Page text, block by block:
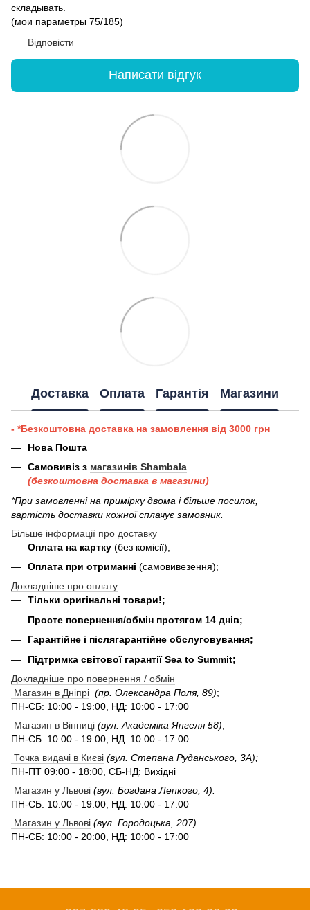
складывать.
(мои параметры 75/185)
Відповісти
Написати відгук
Доставка Оплата Гарантія Магазини
- *Безкоштовна доставка на замовлення від 3000 грн
Нова Пошта
Самовивіз з магазинів Shambala
(безкоштовна доставка в магазини)
*При замовленні на примірку двома і більше посилок,
вартість доставки кожної сплачує замовник.
Більше інформації про доставку
Оплата на картку (без комісії);
Оплата при отриманні (самовивезення);
Докладніше про оплату
Тільки оригінальні товари!;
Просте повернення/обмін протягом 14 днів;
Гарантійне і післягарантійне обслуговування;
Підтримка світової гарантії Sea to Summit;
Докладніше про повернення / обмін
Магазин в Дніпрі (пр. Олександра Поля, 89);
ПН-СБ: 10:00 - 19:00, НД: 10:00 - 17:00
Магазин в Вінниці (вул. Академіка Янгеля 58);
ПН-СБ: 10:00 - 19:00, НД: 10:00 - 17:00
Точка видачі в Києві (вул. Степана Руданського, 3А);
ПН-ПТ 09:00 - 18:00, СБ-НД: Вихідні
Магазин у Львові (вул. Богдана Лепкого, 4).
ПН-СБ: 10:00 - 19:00, НД: 10:00 - 17:00
Магазин у Львові (вул. Городоцька, 207).
ПН-СБ: 10:00 - 20:00, НД: 10:00 - 17:00